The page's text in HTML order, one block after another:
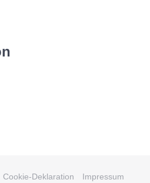
Cookie-Deklaration Impressum